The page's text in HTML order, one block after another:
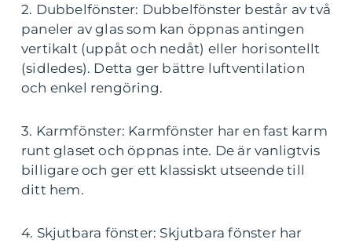
2. Dubbelfönster: Dubbelfönster består av två
paneler av glas som kan öppnas antingen
vertikalt (uppåt och nedåt) eller horisontellt
(sidledes). Detta ger bättre luftventilation
och enkel rengöring.
3. Karmfönster: Karmfönster har en fast karm
runt glaset och öppnas inte. De är vanligtvis
billigare och ger ett klassiskt utseende till
ditt hem.
4. Skjutbara fönster: Skjutbara fönster har